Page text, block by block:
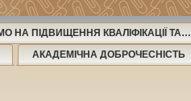
НА ПІДВИЩЕННЯ КВАЛІФІКАЦІЇ ТА…
АКАДЕМІЧНА ДОБРОЧЕСНІСТЬ